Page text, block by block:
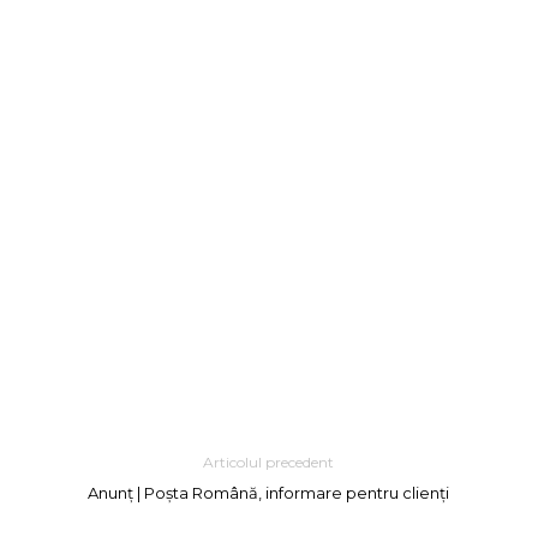
Articolul precedent
Anunț | Poșta Română, informare pentru clienți